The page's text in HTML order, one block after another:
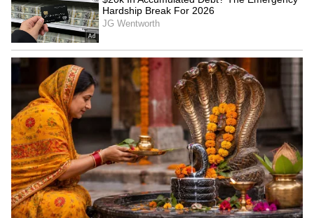
என்று சமூக ஆர்வலர் ஆர். வேலுசாமி
தெரிவித்தார்